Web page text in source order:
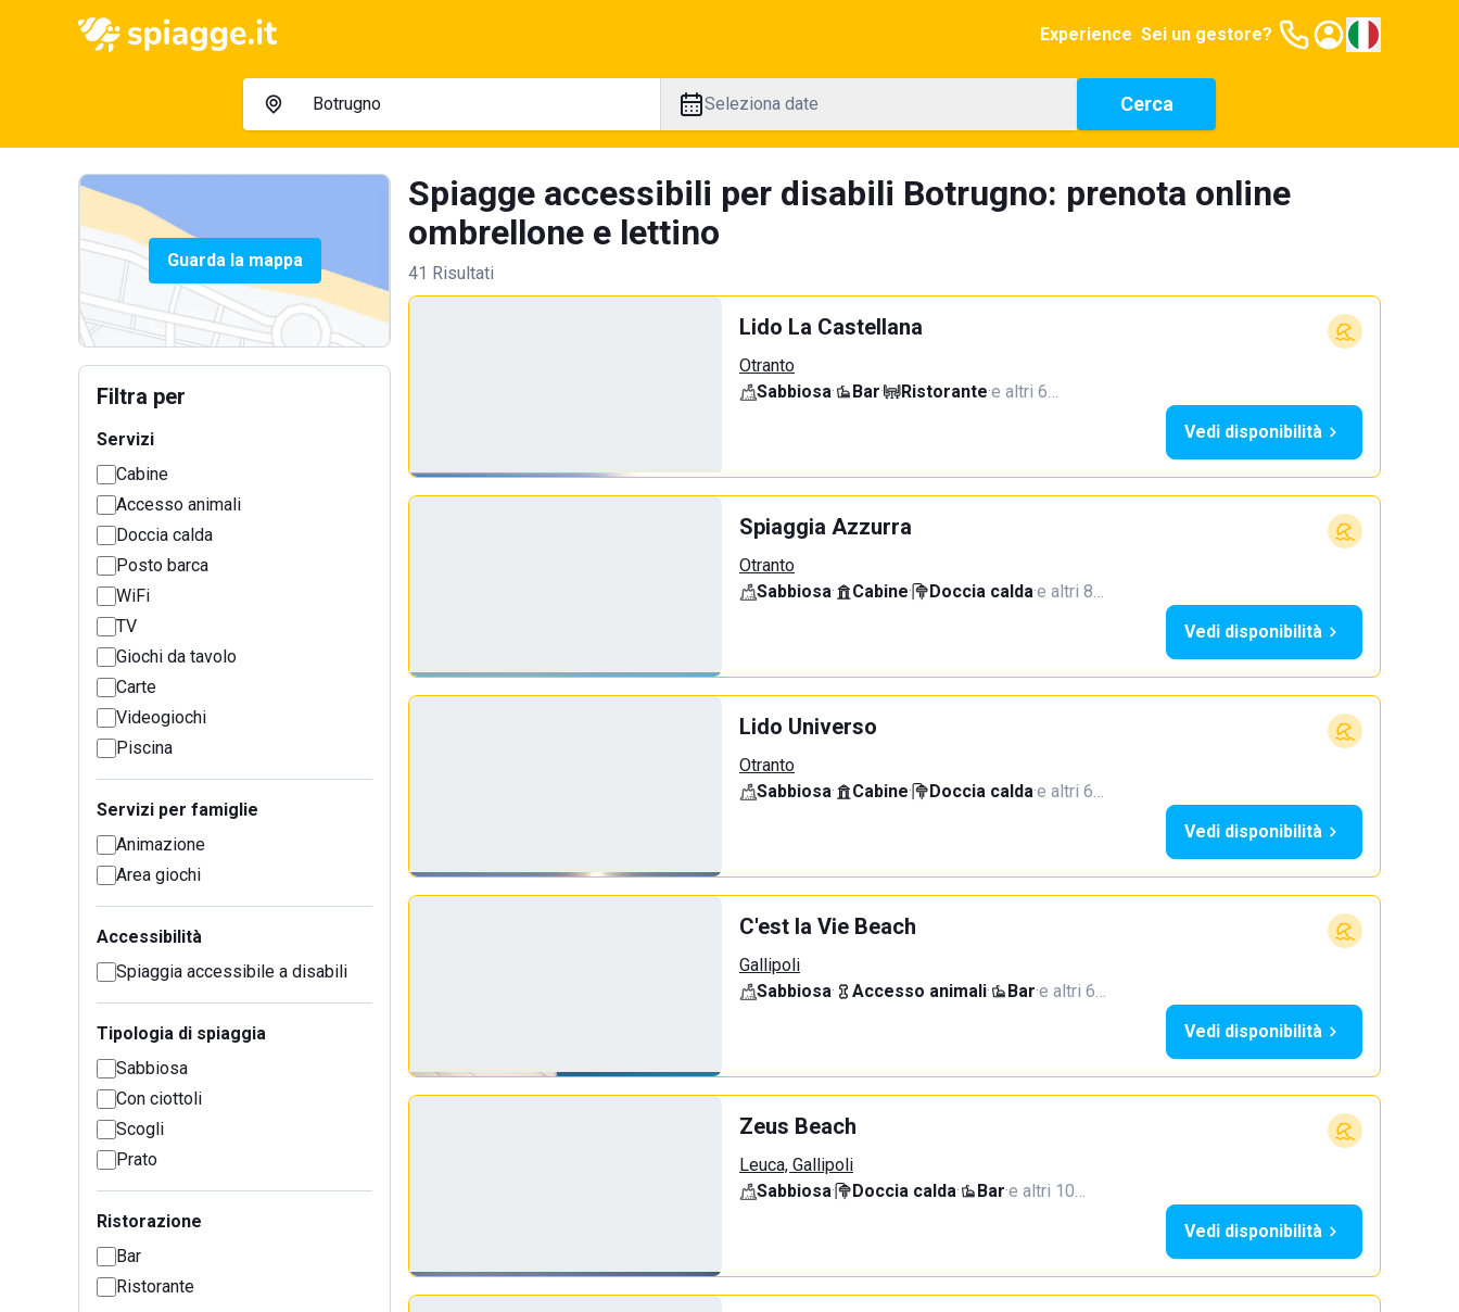
Experience Sei un gestore?
Seleziona date Cerca
Guarda la mappa
Filtra per
Servizi
Cabine
Accesso animali
Doccia calda
Posto barca
WiFi
TV
Giochi da tavolo
Carte
Videogiochi
Piscina
Servizi per famiglie
Animazione
Area giochi
Accessibilità
Spiaggia accessibile a disabili
Tipologia di spiaggia
Sabbiosa
Con ciottoli
Scogli
Prato
Ristorazione
Bar
Ristorante
Spiagge accessibili per disabili Botrugno: prenota online
ombrellone e lettino
41 Risultati
Lido La Castellana
Otranto
Sabbiosa· Bar· Ristorante·e altri 6…
Vedi disponibilità
Spiaggia Azzurra
Otranto
Sabbiosa· Cabine· Doccia calda·e altri 8…
Vedi disponibilità
Lido Universo
Otranto
Sabbiosa· Cabine· Doccia calda·e altri 6…
Vedi disponibilità
C'est la Vie Beach
Gallipoli
Sabbiosa· Accesso animali· Bar·e altri 6…
Vedi disponibilità
Zeus Beach
Leuca, Gallipoli
Sabbiosa· Doccia calda· Bar·e altri 10…
Vedi disponibilità